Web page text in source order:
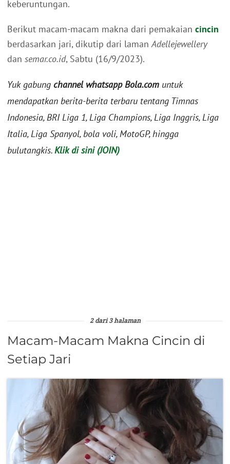
keberuntungan.
Berikut macam-macam makna dari pemakaian cincin
berdasarkan jari, dikutip dari lamanAdellejewellery
dan semar.co.id, Sabtu (16/9/2023).
Yuk gabung channel whatsapp Bola.com untuk
mendapatkan berita-berita terbaru tentang Timnas
Indonesia, BRI Liga 1, Liga Champions, Liga Inggris, Liga
Italia, Liga Spanyol, bola voli, MotoGP, hingga
bulutangkis.Klik di sini (JOIN)
2 dari 3 halaman
Macam-Macam Makna Cincin di
Setiap Jari